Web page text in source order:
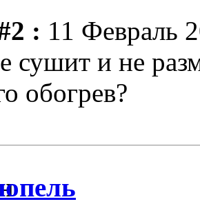
: 11 Февраль
сушит и не
обогрев?